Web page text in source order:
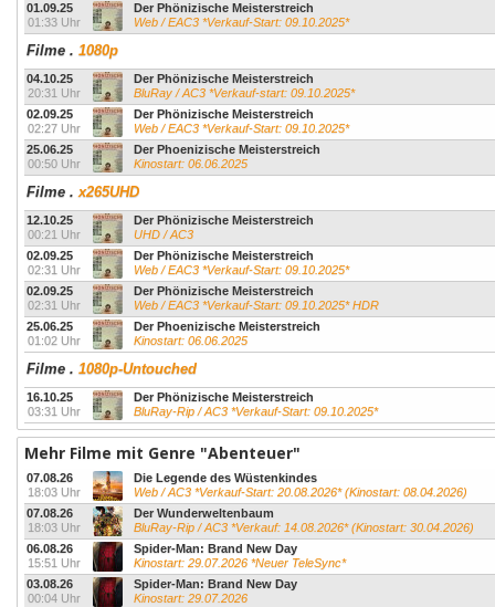
01.09.25
01:33 Uhr
Der Phönizische Meisterstreich
Web / EAC3 *Verkauf-Start: 09.10.2025*
Filme . 1080p
04.10.25
20:31 Uhr
Der Phönizische Meisterstreich
BluRay / AC3 *Verkauf-start: 09.10.2025*
02.09.25
02:27 Uhr
Der Phönizische Meisterstreich
Web / EAC3 *Verkauf-Start: 09.10.2025*
25.06.25
00:50 Uhr
Der Phoenizische Meisterstreich
Kinostart: 06.06.2025
Filme .x265UHD
12.10.25
00:21 Uhr
Der Phönizische Meisterstreich
UHD / AC3
02.09.25
02:31 Uhr
Der Phönizische Meisterstreich
Web / EAC3 *Verkauf-Start: 09.10.2025*
02.09.25
02:31 Uhr
Der Phönizische Meisterstreich
Web / EAC3 *Verkauf-Start: 09.10.2025* HDR
25.06.25
01:02 Uhr
Der Phoenizische Meisterstreich
Kinostart: 06.06.2025
Filme . 1080p-Untouched
16.10.25
03:31 Uhr
Der Phönizische Meisterstreich
BluRay-Rip / AC3 *Verkauf-Start: 09.10.2025*
Mehr Filme mit Genre "Abenteuer"
07.08.26
18:03 Uhr
Die Legende des Wüstenkindes
Web / AC3 *Verkauf-Start: 20.08.2026* (Kinostart: 08.04.2026)
07.08.26
18:03 Uhr
Der Wunderweltenbaum
BluRay-Rip / AC3 *Verkauf: 14.08.2026* (Kinostart: 30.04.2026)
06.08.26
15:51 Uhr
Spider-Man: Brand New Day
Kinostart: 29.07.2026 *Neuer TeleSync*
03.08.26
00:04 Uhr
Spider-Man: Brand New Day
Kinostart: 29.07.2026